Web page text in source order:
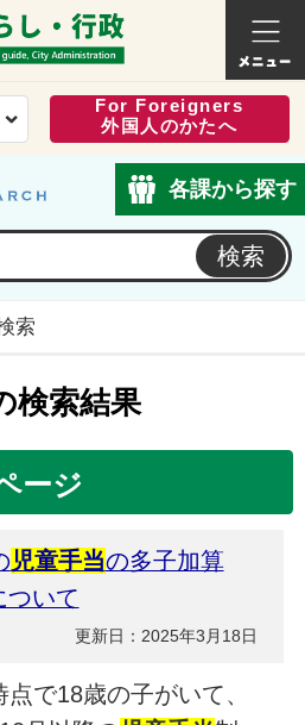
常総市公式ホームページ
くらし
For Foreigners
外国人のかたへ
各課から探す
索
検索結果
ージ
児童手当の多子加算
ついて
更新日：2025年3月18日
で18歳の子がいて、